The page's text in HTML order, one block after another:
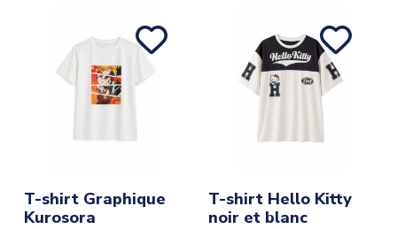
T-shirt Graphique
Kurosora
T-shirt Hello Kitty
noir et blanc